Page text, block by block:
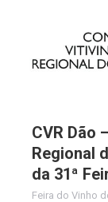
CVR Dão
Regional
da 31ª
Feira do Vinho